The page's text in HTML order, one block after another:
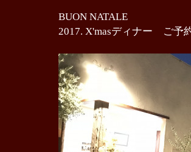
BUON NATALE
2017. X'masディナー ご予